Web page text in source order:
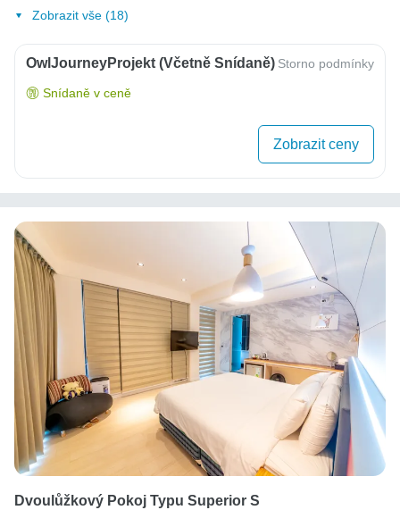
Zobrazit vše (18)
OwlJourneyProjekt (včetně Snídaně) Storno podmínky
Snídaně v ceně
Zobrazit ceny
Dvoulůžkový Pokoj Typu Superior S